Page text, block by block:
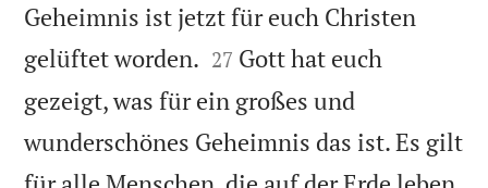
Geheimnis ist jetzt für euch Christen
gelüftet worden. 

27 Gott hat euch
gezeigt, was für ein großes und
wunderschönes Geheimnis das ist. Es gilt